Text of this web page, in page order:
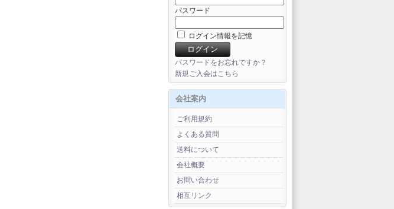
パスワード
ログイン情報を記憶
パスワードをお忘れですか？
新規ご入会はこちら
会社案内
ご利用規約
よくある質問
送料について
会社概要
お問い合わせ
相互リンク